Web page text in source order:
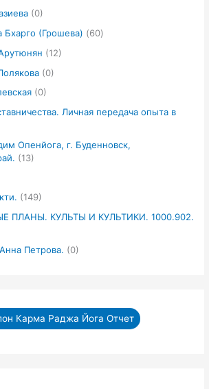
(0)
Бхарго (Грошева) (60)
(12)
(0)
(0)
Личная передача опыта в
Опенйога, г. Буденновск,
(13)
(149)
ПЛАНЫ. КУЛЬТЫ И КУЛЬТИКИ. 1000.902.
Петрова. (0)
Карма Раджа Йога Отчет